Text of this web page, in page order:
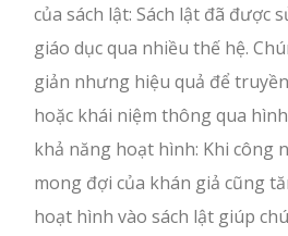
của sách lật: Sách lật đã được
giáo dục qua nhiều thế hệ.
giản nhưng hiệu quả để
hoặc khái niệm thông qua
khả năng hoạt hình: Khi công
mong đợi của khán giả cũng
hoạt hình vào sách lật giúp